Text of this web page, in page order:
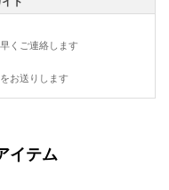
くご連絡します
お送りします
イテム